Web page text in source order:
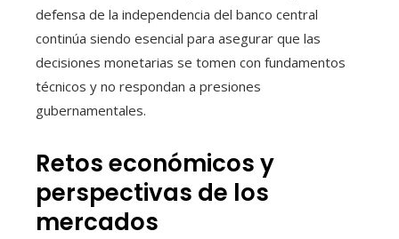
defensa de la independencia del banco central
continúa siendo esencial para asegurar que las
decisiones monetarias se tomen con fundamentos
técnicos y no respondan a presiones
gubernamentales.
Retos económicos y
perspectivas de los
mercados